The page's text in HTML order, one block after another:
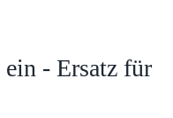
- Ersatz für